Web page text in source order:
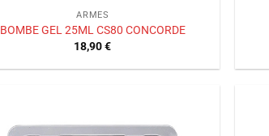
ARMES
BOMBE GEL 25ML CS80 CONCORDE
18,90€
Ajouter